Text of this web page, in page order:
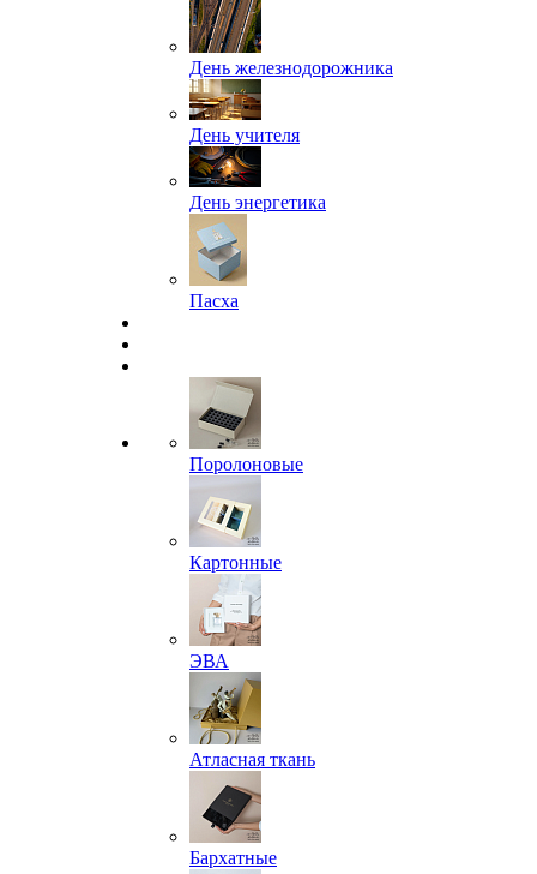
День железнодорожника
День учителя
День энергетика
Пасха
Поролоновые
Картонные
ЭВА
Атласная ткань
Бархатные